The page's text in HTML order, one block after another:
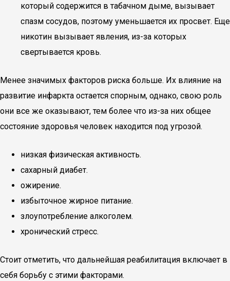
который содержится в табачном дыме, вызывает
спазм сосудов, поэтому уменьшается их просвет. Еще
никотин вызывает явления, из-за которых
свертывается кровь.
Менее значимых факторов риска больше. Их влияние на
развитие инфаркта остается спорным, однако, свою роль
они все же оказывают, тем более что из-за них общее
состояние здоровья человек находится под угрозой.
низкая физическая активность.
сахарный диабет.
ожирение.
избыточное жирное питание.
злоупотребление алкоголем.
хронический стресс.
Стоит отметить, что дальнейшая реабилитация включает в
себя борьбу с этими факторами.